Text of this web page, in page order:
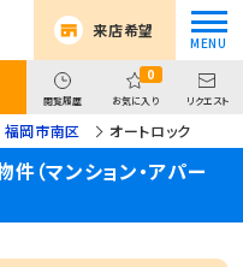
来店希望
閲覧履歴
0
お気に入り リクエスト
福岡市南区 オートロック
（マンション・アパー